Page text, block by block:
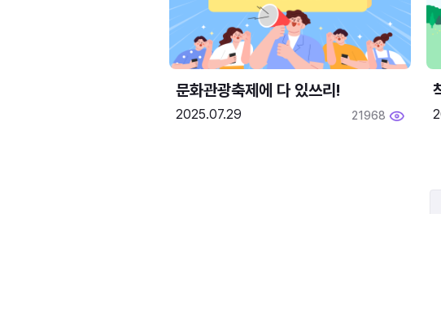
문화관광축제에 다 있쓰리!
2025.07.29 21968